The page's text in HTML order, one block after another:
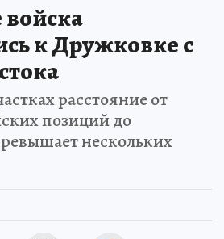
к Дружковке с
расстояние от
позиций до
нескольких